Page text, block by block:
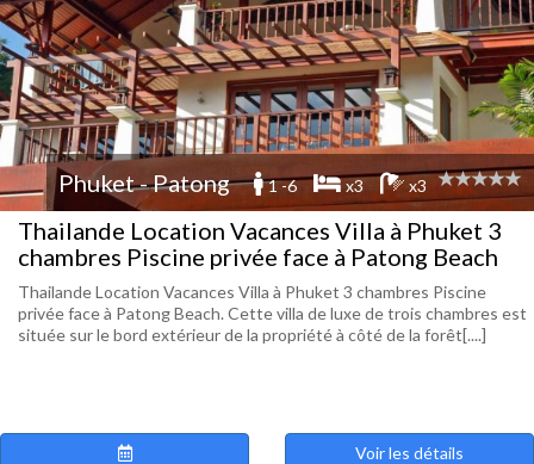
Phuket - Patong 1 -6 x3 x3
Thailande Location Vacances Villa à Phuket 3
chambres Piscine privée face à Patong Beach
Thailande Location Vacances Villa à Phuket 3 chambres Piscine
privée face à Patong Beach. Cette villa de luxe de trois chambres est
située sur le bord extérieur de la propriété à côté de la forêt[....]
Voir les détails